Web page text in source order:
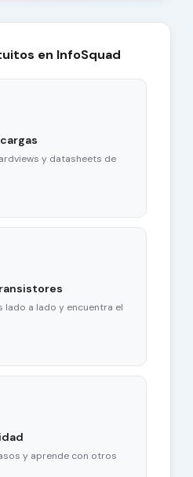
en InfoSquad
y datasheets de
a lado y encuentra el
y aprende con otros